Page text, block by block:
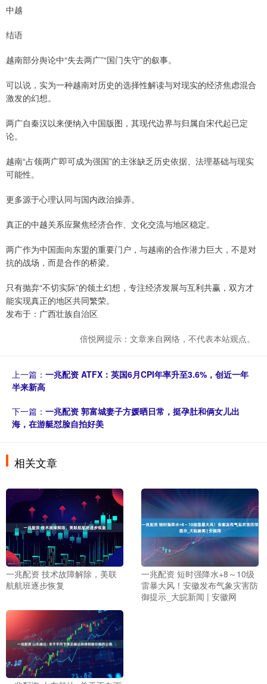
中越
结语
越南部分舆论中“失去两广”“国门失守”的叙事。
可以说，实为一种越南对历史的选择性解读与对现实的经济焦虑混合
激发的幻想。
两广自秦汉以来便纳入中国版图，其现代边界与归属自宋代起已定
论。
越南“占领两广即可成为强国”的主张缺乏历史依据、法理基础与现实
可能性。
更多源于心理认同与国内政治操弄。
真正的中越关系应聚焦经济合作、文化交流与地区稳定。
两广作为中国面向东盟的重要门户，与越南的合作潜力巨大，不是对
抗的战场，而是合作的桥梁。
只有抛弃“不切实际”的领土幻想，专注经济发展与互利共赢，双方才
能实现真正的地区共同繁荣。
发布于：广西壮族自治区
倍悦网提示：文章来自网络，不代表本站观点。
上一篇： 一兆配资 ATFX：英国6月CPI年率升至3.6%，创近一年
半来新高
下一篇： 一兆配资 郭富城妻子方媛晒日常，挺孕肚和俩女儿出
海，在游艇怼脸自拍好美
相关文章
一兆配资 技术故障解除，美联
航航班逐步恢复
一兆配资 短时强降水+8～10级
雷暴大风！安徽发布气象灾害防
御提示_大皖新闻 | 安徽网